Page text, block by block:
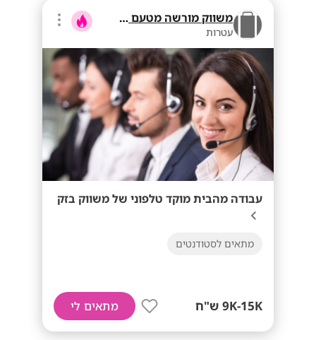
משווק מורשה מטעם בזק
עטרות
עבודה מהבית מוקד טלפוני של משווק בזק
מתאים לסטודנטים
9K-15K ש"ח מתאים לי